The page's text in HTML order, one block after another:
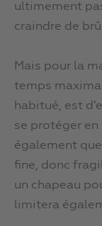
ultimement
craindre de
Mais pour la
temps
habitué, est
se protéger en
également
fine, donc
un chapeau
limitera